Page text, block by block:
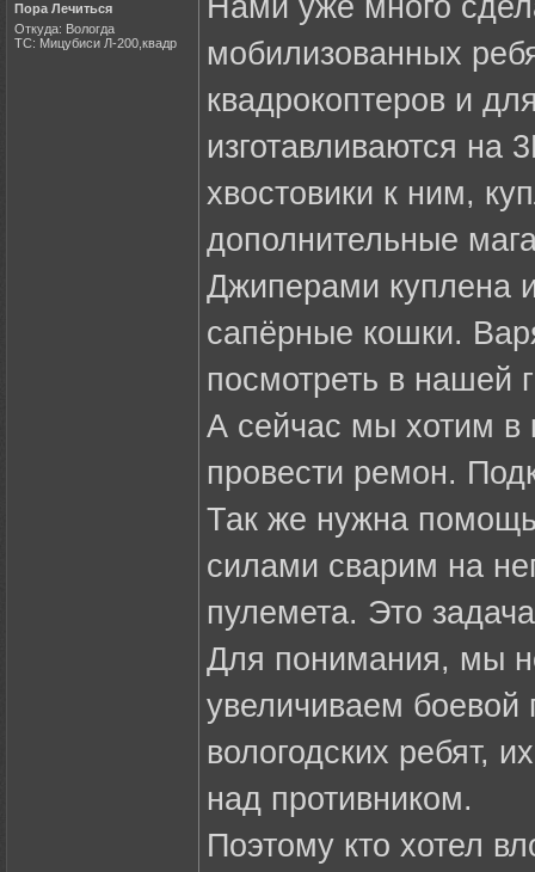
Пора Лечиться
Откуда: Вологда
ТС: Мицубиси Л-200,квадр
мобилизованных
квадрокоптеров и
изготавливаются на
хвостовики к ним,
дополнительные
Джиперами куплена
сапёрные кошки.
посмотреть в нашей
А сейчас мы хотим в
провести ремон.
Так же нужна
силами сварим на
пулемета. Это
Для понимания, мы
увеличиваем
вологодских ребят,
над противником.
Поэтому кто хотел